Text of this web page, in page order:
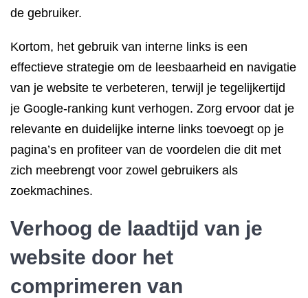
de gebruiker.
Kortom, het gebruik van interne links is een
effectieve strategie om de leesbaarheid en navigatie
van je website te verbeteren, terwijl je tegelijkertijd
je Google-ranking kunt verhogen. Zorg ervoor dat je
relevante en duidelijke interne links toevoegt op je
pagina’s en profiteer van de voordelen die dit met
zich meebrengt voor zowel gebruikers als
zoekmachines.
Verhoog de laadtijd van je
website door het
comprimeren van